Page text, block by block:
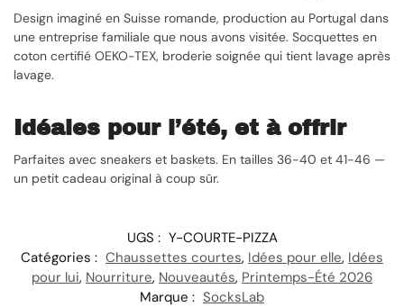
Design imaginé en Suisse romande, production au Portugal dans
une entreprise familiale que nous avons visitée. Socquettes en
coton certifié OEKO-TEX, broderie soignée qui tient lavage après
lavage.
Idéales pour l’été, et à offrir
Parfaites avec sneakers et baskets. En tailles 36-40 et 41-46 —
un petit cadeau original à coup sûr.
UGS : Y-COURTE-PIZZA
Catégories : Chaussettes courtes, Idées pour elle, Idées
pour lui, Nourriture, Nouveautés, Printemps-Été 2026
Marque : SocksLab